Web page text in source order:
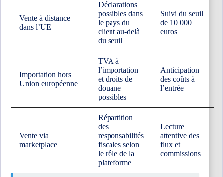
Vente à distance
dans l’UE
Déclarations
possibles dans
le pays du
client au-delà
du seuil
Suivi du seuil
de 10 000
euros
Importation hors
Union européenne
TVA à
l’importation
et droits de
douane
possibles
Anticipation
des coûts à
l’entrée
Vente via
marketplace
Répartition
des
responsabilités
fiscales selon
le rôle de la
plateforme
Lecture
attentive des
flux et
commissions